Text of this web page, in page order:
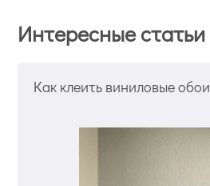
Интересные статьи
Как клеить виниловые обои